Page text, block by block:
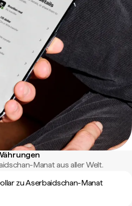
Manat aus aller Welt.
zu Aserbaidschan-Manat